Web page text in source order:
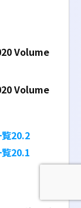
Volume
Volume
20.2
20.1